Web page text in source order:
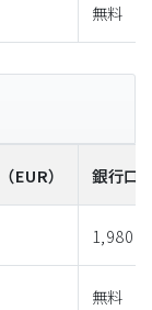
無料
（EUR） 銀行口
1,980
無料